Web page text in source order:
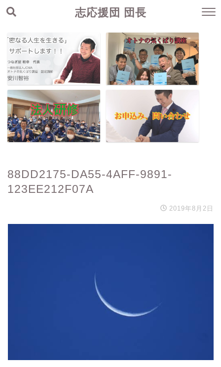
志応援団 団長
88DD2175-DA55-4AFF-9891-
123EE212F07A
2019年8月2日